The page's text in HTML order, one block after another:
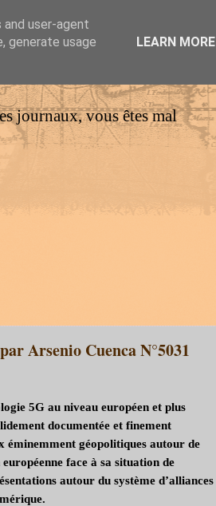
journaux, vous êtes mal
Arsenio Cuenca N°5031
5G au niveau européen et plus
documentée et finement
éminemment géopolitiques autour de
face à sa situation de
autour du système d’alliances
user-agent
generate usage
LEARN MORE